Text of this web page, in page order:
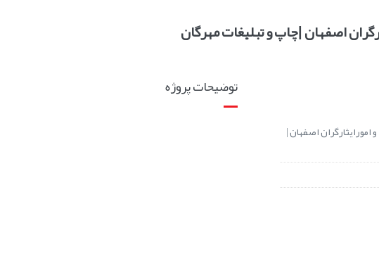
اصفهان |چاپ و تبليغات مهرگان
توضیحات پروژه
امورایثارگران اصفهان |